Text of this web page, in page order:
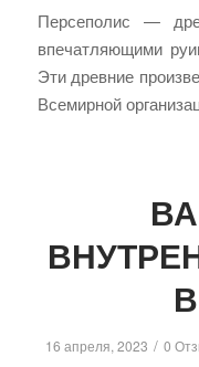
Персеполис —
впечатляющими
Эти древние
Всемирной
16 апреля, 2023 / 0